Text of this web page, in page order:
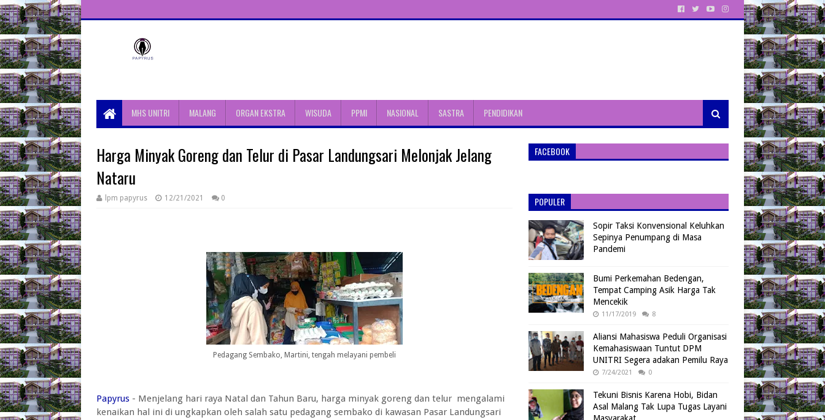
Unit Aktivitas Pers Mahasiswa
Papyrus UnitriMHS UNITRI MALANG ORGAN EKSTRA WISUDA PPMI NASIONAL SASTRA PENDIDIKAN
Harga Minyak Goreng dan Telur di Pasar Landungsari Melonjak Jelang
Nataru
lpm papyrus 12/21/2021 0
Pedagang Sembako, Martini, tengah melayani pembeli
Papyrus - Menjelang hari raya Natal dan Tahun Baru, harga minyak goreng dan telur mengalami
kenaikan hal ini di ungkapkan oleh salah satu pedagang sembako di kawasan Pasar Landungsari
FACEBOOK
POPULER
Sopir Taksi Konvensional Keluhkan
Sepinya Penumpang di Masa
Pandemi
Bumi Perkemahan Bedengan,
Tempat Camping Asik Harga Tak
Mencekik
11/17/2019 8
Aliansi Mahasiswa Peduli Organisasi
Kemahasiswaan Tuntut DPM
UNITRI Segera adakan Pemilu Raya
7/24/2021 0
Tekuni Bisnis Karena Hobi, Bidan
Asal Malang Tak Lupa Tugas Layani